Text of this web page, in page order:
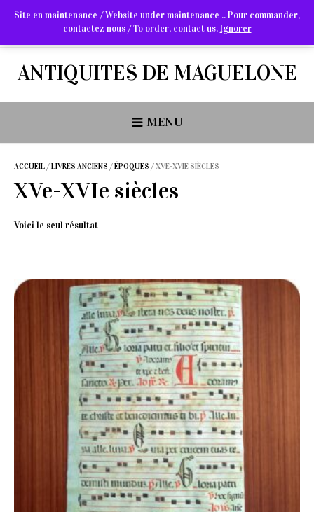
Arts Graphiques & Livres Anciens
ANTIQUITES DE MAGUELONE
MENU
ACCUEIL /LIVRES ANCIENS /ÉPOQUES / XVE-XVIE SIÈCLES
XVe-XVIe siècles
Voici le seul résultat
Site en maintenance / Website under maintenance .. Pour commander,
contactez nous / To order, contact us.Ignorer